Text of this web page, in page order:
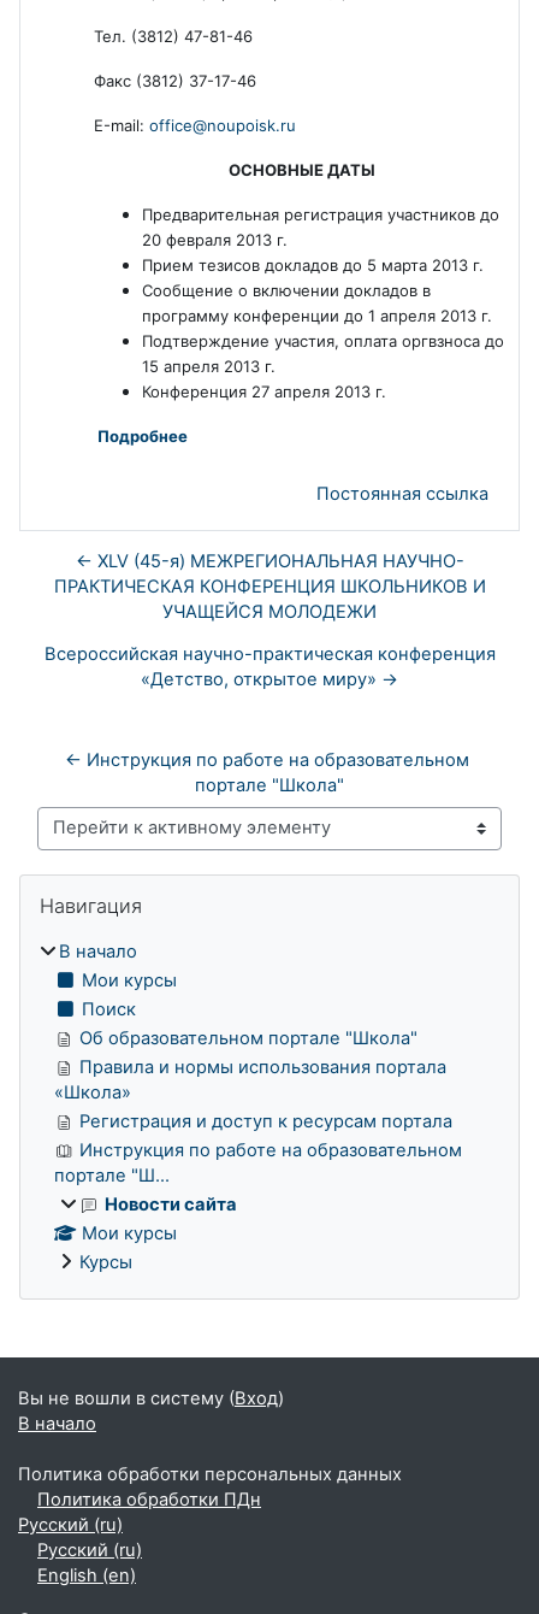
Тел. (3812) 47-81-46
Факс (3812) 37-17-46
Е-mail: office@noupoisk.ru
ОСНОВНЫЕ ДАТЫ
Предварительная регистрация участников до
20 февраля 2013 г.
Прием тезисов докладов до 5 марта 2013 г.
Сообщение о включении докладов в
программу конференции до 1 апреля 2013 г.
Подтверждение участия, оплата оргвзноса до
15 апреля 2013 г.
Конференция 27 апреля 2013 г.
Подробнее
Постоянная ссылка
← XLV (45-я) МЕЖРЕГИОНАЛЬНАЯ НАУЧНО-
ПРАКТИЧЕСКАЯ КОНФЕРЕНЦИЯ ШКОЛЬНИКОВ И
УЧАЩЕЙСЯ МОЛОДЕЖИ
Всероссийская научно-практическая конференция
«Детство, открытое миру» →
← Инструкция по работе на образовательном
портале "Школа"
Перейти к активному элементу
Блоки
Навигация
В начало
Мои курсы
Поиск
Об образовательном портале "Школа"
Правила и нормы использования портала
«Школа»
Регистрация и доступ к ресурсам портала
Инструкция по работе на образовательном
портале "Ш...
Новости сайта
Мои курсы
Курсы
Дополнительные блоки
Вы не вошли в систему (Вход)
В начало
Политика обработки персональных данных
Политика обработки ПДн
Русский ‎(ru)‎
Русский ‎(ru)‎
English ‎(en)‎